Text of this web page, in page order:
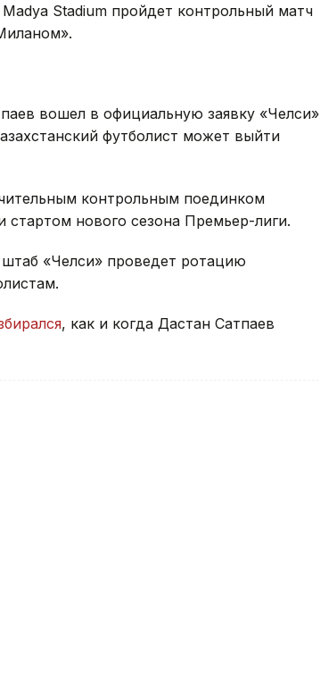
Stadium пройдет контрольный матч
вошел в официальную заявку «Челси»
футболист может выйти
контрольным поединком
нового сезона Премьер-лиги.
«Челси» проведет ротацию
, как и когда Дастан Сатпаев